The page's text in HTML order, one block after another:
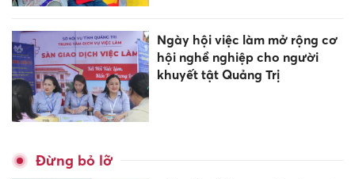
Ngày hội việc làm mở rộng cơ
hội nghề nghiệp cho người
khuyết tật Quảng Trị
Đừng bỏ lỡ